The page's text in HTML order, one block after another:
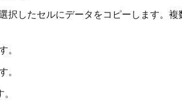
択したセルにデータをコピーします。